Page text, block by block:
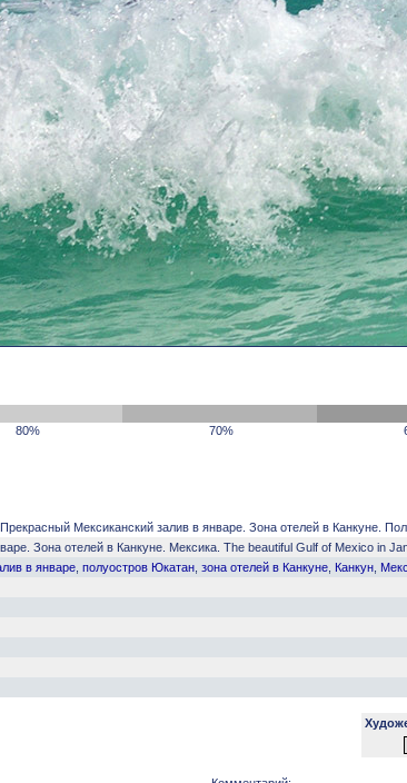
80% 70%
Прекрасный Мексиканский залив в январе. Зона отелей в Канкуне.
Зона отелей в Канкуне. Мексика. The beautiful Gulf of Mexico in
в январе полуостров Юкатан зона отелей в Канкуне Канкун